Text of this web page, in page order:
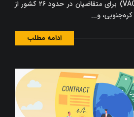
پذیرش درخواست ویزا (VAC) برای متقاضیان در حدود ۲۶ کشور از
کره‌جنوبی، و...
ادامه مطلب